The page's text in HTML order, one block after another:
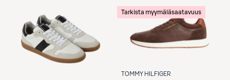
Tarkista myymäläsaatavuus
TOMMY HILFIGER